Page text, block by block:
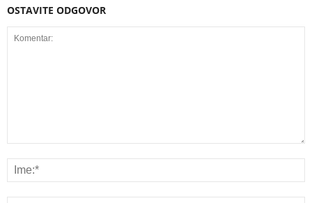
OSTAVITE ODGOVOR